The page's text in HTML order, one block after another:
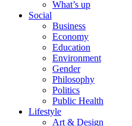
What’s up
Social
Business
Economy
Education
Environment
Gender
Philosophy
Politics
Public Health
Lifestyle
Art & Design